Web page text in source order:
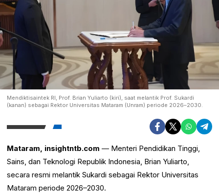
Mendiktisaintek RI, Prof. Brian Yuliarto (kiri), saat melantik Prof. Sukardi
(kanan) sebagai Rektor Universitas Mataram (Unram) periode 2026–2030.
Mataram, insightntb.com — Menteri Pendidikan Tinggi,
Sains, dan Teknologi Republik Indonesia, Brian Yuliarto,
secara resmi melantik Sukardi sebagai Rektor Universitas
Mataram periode 2026–2030.